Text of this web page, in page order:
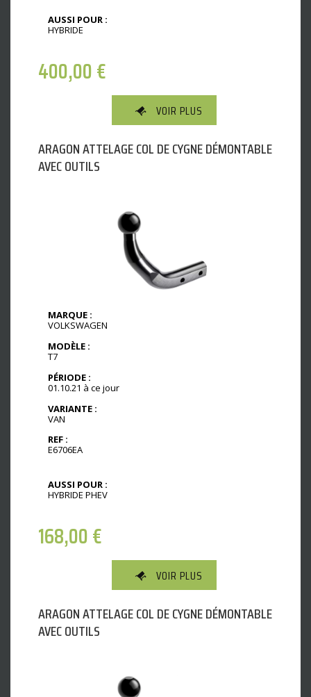
AUSSI POUR :
HYBRIDE
400,00€
VOIR PLUS
ARAGON ATTELAGE COL DE CYGNE DÉMONTABLE
AVEC OUTILS
MARQUE :
VOLKSWAGEN
MODÈLE :
T7
PÉRIODE :
01.10.21 à ce jour
VARIANTE :
VAN
REF :
E6706EA
AUSSI POUR :
HYBRIDE PHEV
168,00€
VOIR PLUS
ARAGON ATTELAGE COL DE CYGNE DÉMONTABLE
AVEC OUTILS